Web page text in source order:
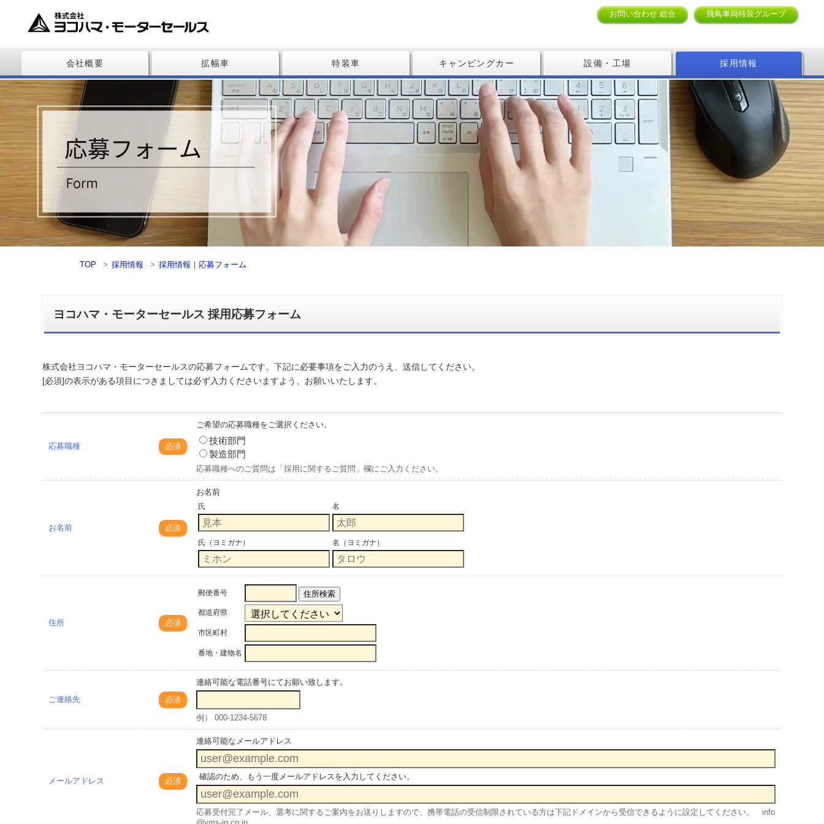
お問い合わせ 総合 飛鳥車両特装グループ
会社概要 拡幅車 特装車 キャンピングカー 設備・工場 採用情報
TOP 採用情報 採用情報｜応募フォーム
ヨコハマ・モーターセールス 採用応募フォーム
株式会社ヨコハマ・モーターセールスの応募フォームです。下記に必要事項をご入力のうえ、送信してください。
[必須]の表示がある項目につきましては必ず入力くださいますよう、お願いいたします。
応募職種 必須
ご希望の応募職種をご選択ください。
技術部門
製造部門
応募職種へのご質問は「採用に関するご質問」欄にご入力ください。
お名前 必須
お名前
氏 名
氏（ヨミガナ） 名（ヨミガナ）
住所 必須
郵便番号 住所検索
都道府県
市区町村
番地・建物名
ご連絡先 必須
連絡可能な電話番号にてお願い致します。
例） 000-1234-5678
メールアドレス 必須
連絡可能なメールアドレス
確認のため、もう一度メールアドレスを入力してください。
応募受付完了メール、選考に関するご案内をお送りしますので、携帯電話の受信制限されている方は下記ドメインから受信できるように設定してください。 info